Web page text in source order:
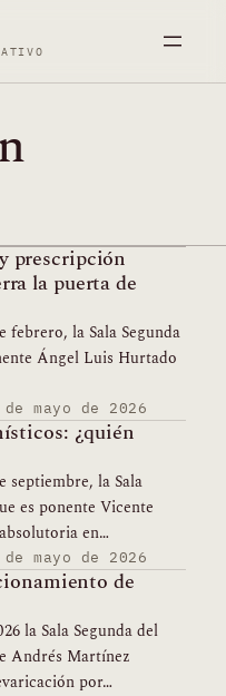
prescripción
la puerta de
febrero, la Sala Segunda
Ángel Luis Hurtado
de mayo de 2026
¿quién
septiembre, la Sala
es ponente Vicente
en…
de mayo de 2026
de
la Sala Segunda del
Andrés Martínez
por…